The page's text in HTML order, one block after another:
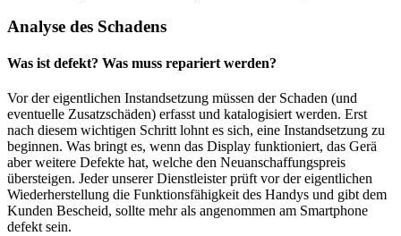
Analyse des Schadens
Was ist defekt? Was muss repariert werden?
Vor der eigentlichen Instandsetzung müssen der Schaden (und
eventuelle Zusatzschäden) erfasst und katalogisiert werden. Erst
nach diesem wichtigen Schritt lohnt es sich, eine Instandsetzung zu
beginnen. Was bringt es, wenn das Display funktioniert, das Gerä
aber weitere Defekte hat, welche den Neuanschaffungspreis
übersteigen. Jeder unserer Dienstleister prüft vor der eigentlichen
Wiederherstellung die Funktionsfähigkeit des Handys und gibt dem
Kunden Bescheid, sollte mehr als angenommen am Smartphone
defekt sein.